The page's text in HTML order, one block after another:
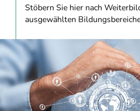
Stöbern Sie hier nach
ausgewählten